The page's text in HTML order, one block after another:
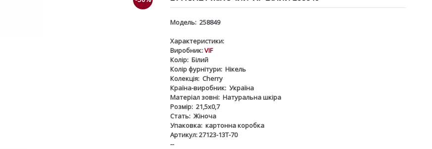
Модель: 258849
Характеристики:
Виробник:VIF
Колір: Білий
Колір фурнітури: Нікель
Колекція: Cherry
Країна-виробник: Україна
Матеріал зовні: Натуральна шкіра
Розмір: 21,5х0,7
Стать: Жіноча
Упаковка: картонна коробка
Артикул: 27123-13Т-70
--